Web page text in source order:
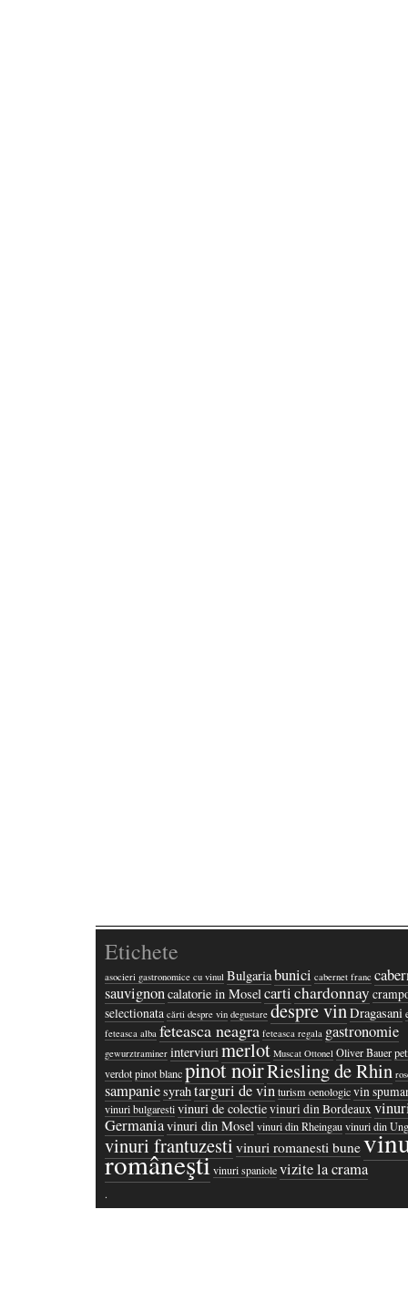
Etichete
asocieri gastronomice cu vinul Bulgariabunici cabernet franc
sauvignoncalatorie in Mosel cartichardonnay
selectionata cărti despre vin degustare despre vinDragasani
feteasca alba feteasca neagra feteasca regala gastronomie
gewurztraminer interviuri merlot Muscat Ottonel Oliver Bauer
verdotpinot blancpinot noirRiesling de Rhin
sampaniesyrahtarguri de vinturism oenologicvin
vinuri bulgarestivinuri de colectievinuri din Bordeaux
Germaniavinuri din Mosel vinuri din Rheingauvinuri din
vinuri frantuzesti vinuri romanesti bune
româneştivinuri spaniolevizite la crama
·